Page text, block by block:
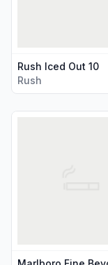
Rush Iced Out 10
Rush
Vis flere detaljer